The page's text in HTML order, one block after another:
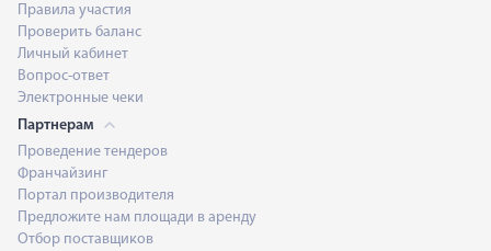
Правила участия
Проверить баланс
Личный кабинет
Вопрос-ответ
Электронные чеки
Партнерам
Проведение тендеров
Франчайзинг
Портал производителя
Предложите нам площади в аренду
Отбор поставщиков